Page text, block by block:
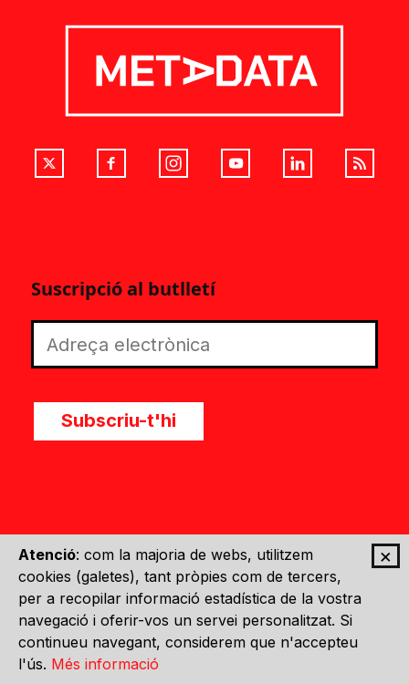
×
Atenció: com la majoria de webs, utilitzem
cookies (galetes), tant pròpies com de tercers,
per a recopilar informació estadística de la vostra
navegació i oferir-vos un servei personalitzat. Si
continueu navegant, considerem que n'accepteu
l'ús. Més informació
Suscripció al butlletí
Subscriu-t'hi
Un projecte de